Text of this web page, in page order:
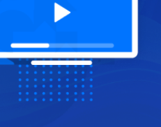
na Polícia de
e a sua linha de joalharia
e Portugal na Feira de Nanterre.